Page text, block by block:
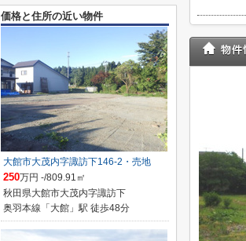
価格と住所の近い物件
大館市大茂内字諏訪下146-2・売地
250万円 -/809.91㎡
秋田県大館市大茂内字諏訪下
奥羽本線「大館」駅 徒歩48分